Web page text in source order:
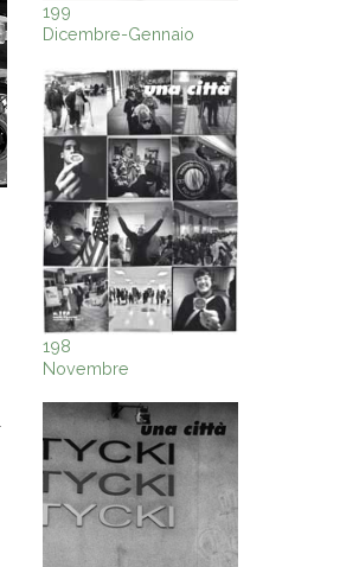
199
Dicembre-Gennaio
198
Novembre